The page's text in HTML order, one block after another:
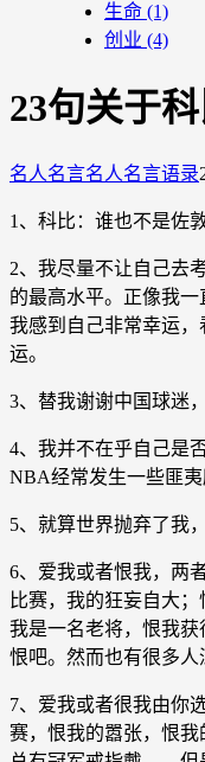
生命 (1)
创业 (4)
23句关于
名人名言名人名言语录
1、科比：谁也不是佐
2、我尽量不让自己去
的最高水平。正像我一
我感到自己非常幸运
运。
3、替我谢谢中国球迷
4、我并不在乎自己是
NBA经常发生一些匪夷
5、就算世界抛弃了我
6、爱我或者恨我，两
比赛，我的狂妄自大
我是一名老将，恨我
恨吧。然而也有很多人
7、爱我或者很我由你
赛，恨我的嚣张，恨